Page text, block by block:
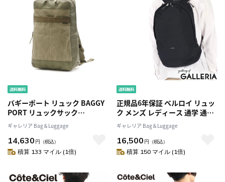
バギーポート リュック BAGGY
PORT リュックサック
ROUBIKI PLUS ロウ引きプラス
ロウ引き帆布 A4 防水 シンプル
ミリタリー メンズ レディース
INS-102
ギャレリア Bag＆Luggage
14,630 円 （税込）
積算 133 マイル (1倍)
正規品6年保証 ベルロイ リュッ
ク メンズ レディース 通学 通勤
黒 Bellroy バッグ リュックサッ
ク デイパック バックパック 軽
量 軽い ブランド おしゃれ カジ
ュアル アウトドア A4 20L 耐水
ギャレリア Bag＆Luggage
16,500 円 （税込）
積算 150 マイル (1倍)